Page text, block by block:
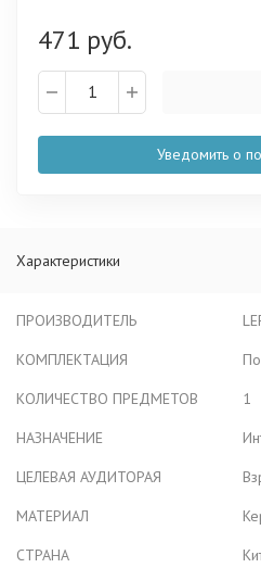
471 руб.
Уведомить о
Характеристики
ПРОИЗВОДИТЕЛЬ
КОМПЛЕКТАЦИЯ
КОЛИЧЕСТВО ПРЕДМЕТОВ
1
НАЗНАЧЕНИЕ
ЦЕЛЕВАЯ АУДИТОРАЯ
МАТЕРИАЛ
СТРАНА